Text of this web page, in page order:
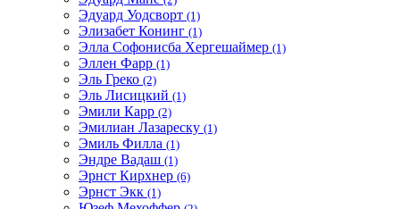
Эдуард Уодсворт (1)
Элизабет Конинг (1)
Элла Софонисба Хергешаймер (1)
Эллен Фарр (1)
Эль Греко (2)
Эль Лисицкий (1)
Эмили Карр (2)
Эмилиан Лазареску (1)
Эмиль Филла (1)
Эндре Вадаш (1)
Эрнст Кирхнер (6)
Эрнст Экк (1)